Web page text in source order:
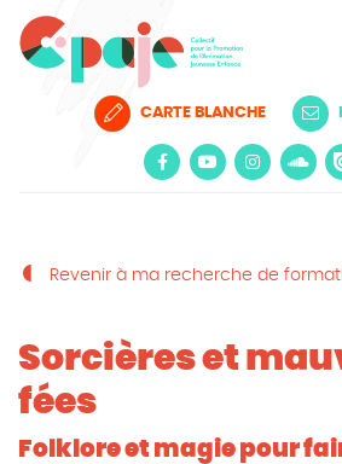
CARTE BLANCHE
Revenir à ma recherche de
Sorcières et
fées
Folklore et magie pour